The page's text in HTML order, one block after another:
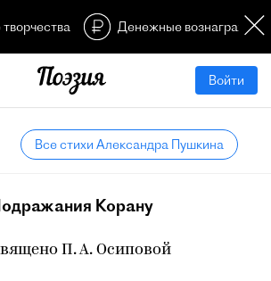
Денежные
Войти
Все стихи Александра Пушкина
Корану
П. А. Осиповой